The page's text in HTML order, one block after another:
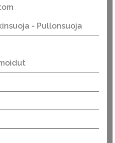
- Pullonsuoja